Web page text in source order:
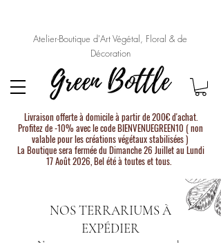
Atelier-Boutique d'Art Végétal, Floral & de
Décoration
Livraison offerte à domicile à partir de 200€ d'achat.
Profitez de -10% avec le code BIENVENUEGREEN10 ( non
valable pour les créations végétaux stabilisées )
La Boutique sera fermée du Dimanche 26 Juillet au Lundi
17 Août 2026, Bel été à toutes et tous.
NOS TERRARIUMS À
EXPÉDIER